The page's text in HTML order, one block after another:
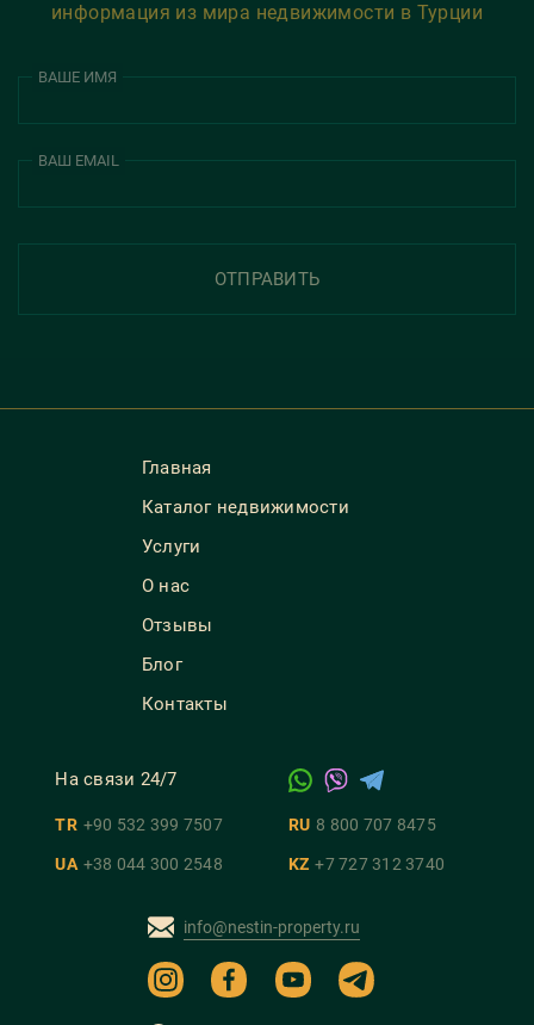
информация из мира недвижимости в Турции
ВАШЕ ИМЯ
ВАШ EMAIL
ОТПРАВИТЬ
Главная
Каталог недвижимости
Услуги
О нас
Отзывы
Блог
Контакты
На связи 24/7
TR +90 532 399 7507 RU 8 800 707 8475
UA +38 044 300 2548 KZ +7 727 312 3740
info@nestin-property.ru